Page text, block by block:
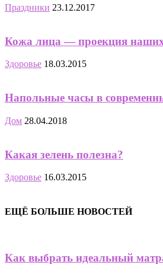
Праздники 23.12.2017
Кожа лица — проекция наших
Здоровье 18.03.2015
Напольные часы в
Дом 28.04.2018
Какая зелень полезна?
Здоровье 16.03.2015
ЕЩЁ БОЛЬШЕ НОВОСТЕЙ
Как выбрать идеальный